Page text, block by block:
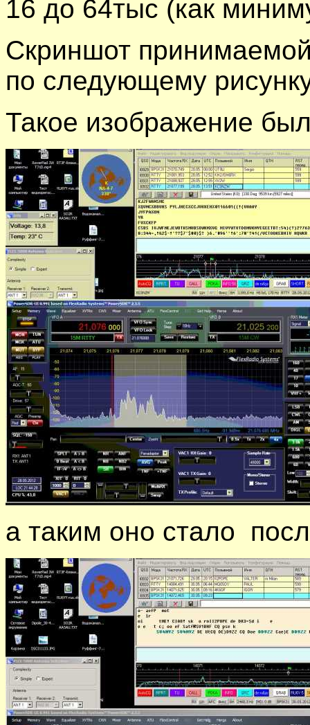
16 до 64тыс (как
Скриншот
по следующему
Такое изображение
а таким оно стало